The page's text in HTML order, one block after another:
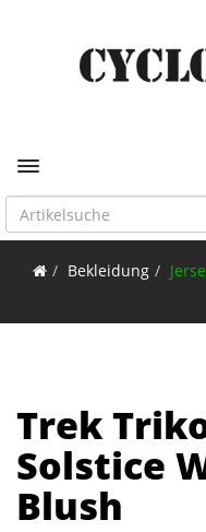
Toggle navigation
Bekleidung
Trek
Solstice
Blush